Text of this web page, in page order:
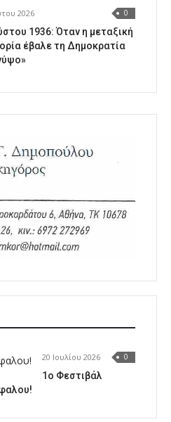
2026 0
1936: Όταν η μεταξική
έβαλε τη Δημοκρατία
20 Ιουλίου 2026 0
1o Φεστιβάλ